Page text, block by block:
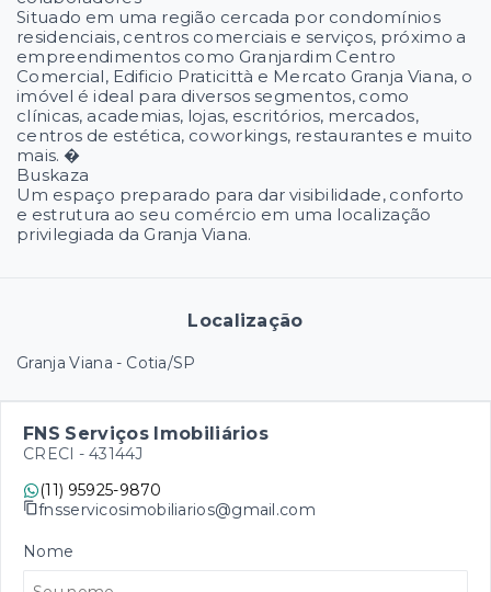
Situado em uma região cercada por condomínios
residenciais, centros comerciais e serviços, próximo a
empreendimentos como Granjardim Centro
Comercial, Edificio Praticittà e Mercato Granja Viana, o
imóvel é ideal para diversos segmentos, como
clínicas, academias, lojas, escritórios, mercados,
centros de estética, coworkings, restaurantes e muito
mais. �
Buskaza
Um espaço preparado para dar visibilidade, conforto
e estrutura ao seu comércio em uma localização
privilegiada da Granja Viana.
Localização
Granja Viana - Cotia/SP
FNS Serviços Imobiliários
CRECI - 43144J
(11) 95925-9870
fnsservicosimobiliarios@gmail.com
Nome